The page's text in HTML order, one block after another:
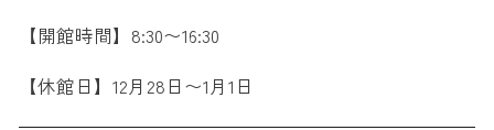
【開館時間】8:30〜16:30
【休館日】12月28日〜1月1日